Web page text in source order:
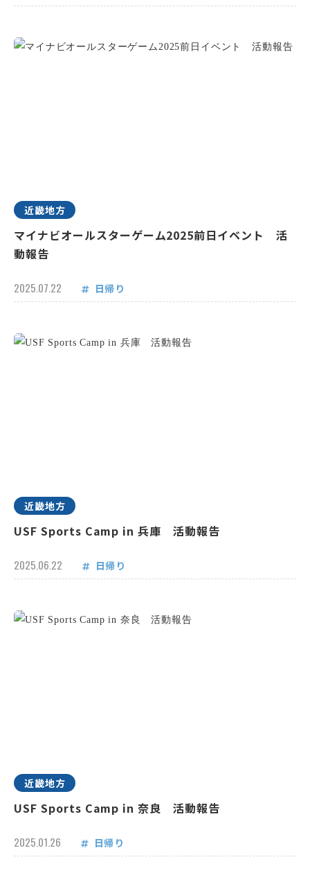
近畿地方
マイナビオールスターゲーム2025前日イベント 活
動報告
2025.07.22 日帰り
近畿地方
USF Sports Camp in 兵庫 活動報告
2025.06.22 日帰り
近畿地方
USF Sports Camp in 奈良 活動報告
2025.01.26 日帰り